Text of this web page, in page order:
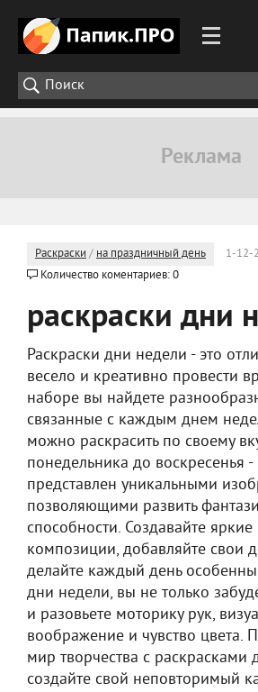
Раскраски / на праздничный день 1-12-
Количество коментариев: 0
раскраски дни
Раскраски дни недели - это
весело и креативно провести
наборе вы найдете
связанные с каждым днем
можно раскрасить по своему
понедельника до воскресенья
представлен уникальными
позволяющими развить
способности. Создавайте
композиции, добавляйте свои
делайте каждый день
дни недели, вы не только
и разовьете моторику рук,
воображение и чувство цвета.
мир творчества с раскрасками
создайте свой неповторимый